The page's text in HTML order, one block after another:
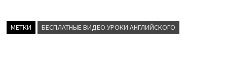
МЕТКИ БЕСПЛАТНЫЕ ВИДЕО УРОКИ АНГЛИЙСКОГО